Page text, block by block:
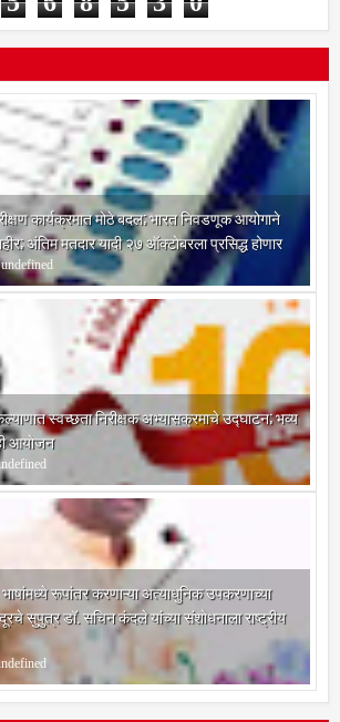
5 6 8 5 3 0
कार्यक्रमात मोठे बदल; भारत निवडणूक आयोगाने
अंतिम मतदार यादी २७ ऑक्टोबरला प्रसिद्ध होणार
undefined
कल्याणात स्वच्छता निरीक्षक अभ्यासक्रमाचे उद्घाटन; भव्य
आयोजन
भाषांमध्ये रूपांतर करणाऱ्या अत्याधुनिक उपकरणाच्या
सुपुत्र डॉ. सचिन कंदले यांच्या संशोधनाला राष्ट्रीय